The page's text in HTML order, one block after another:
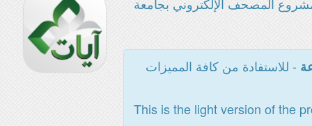
المصحف الإلكتروني بجامعة
- للاستفادة من كافة المميزات
This is the light version of the